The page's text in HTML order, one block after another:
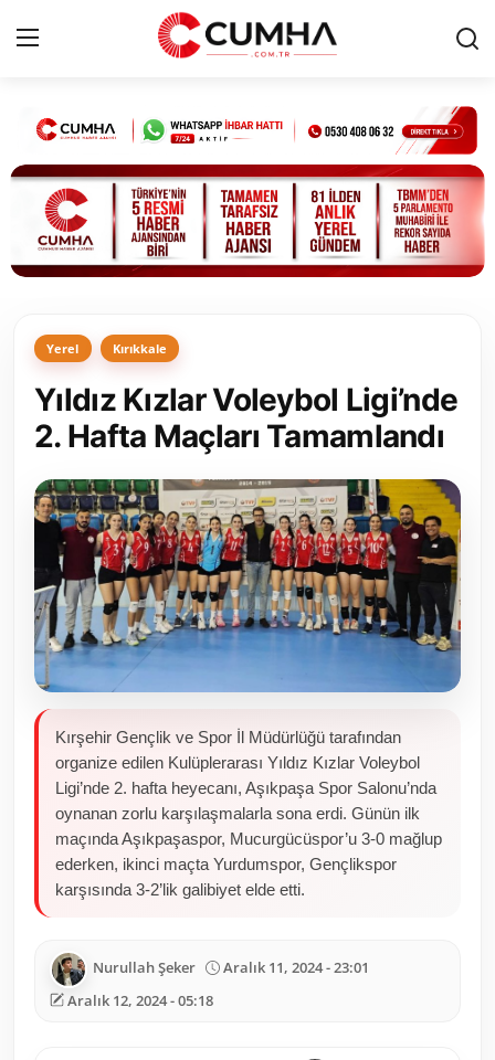
Kurumsal
Cumhurbaşkanlığı
Bakanlıklar
Siyasi Partiler
Yerel Yönetimler
Toplum ve Yaşam
Sivil Toplum Kuruluşları
Kamu Kurumları ve Üst Kurullar
Resmi Reklamlar
Yerel Kırıkkale
Yıldız Kızlar Voleybol Ligi’nde
2. Hafta Maçları Tamamlandı
Kırşehir Gençlik ve Spor İl Müdürlüğü tarafından
organize edilen Kulüplerarası Yıldız Kızlar Voleybol
Ligi’nde 2. hafta heyecanı, Aşıkpaşa Spor Salonu’nda
oynanan zorlu karşılaşmalarla sona erdi. Günün ilk
maçında Aşıkpaşaspor, Mucurgücüspor’u 3-0 mağlup
ederken, ikinci maçta Yurdumspor, Gençlikspor
karşısında 3-2’lik galibiyet elde etti.
Nurullah Şeker
Aralık 11, 2024 - 23:01
Aralık 12, 2024 - 05:18